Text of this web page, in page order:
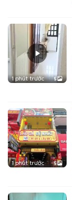
1 phút trước 5
1 phút trước 5